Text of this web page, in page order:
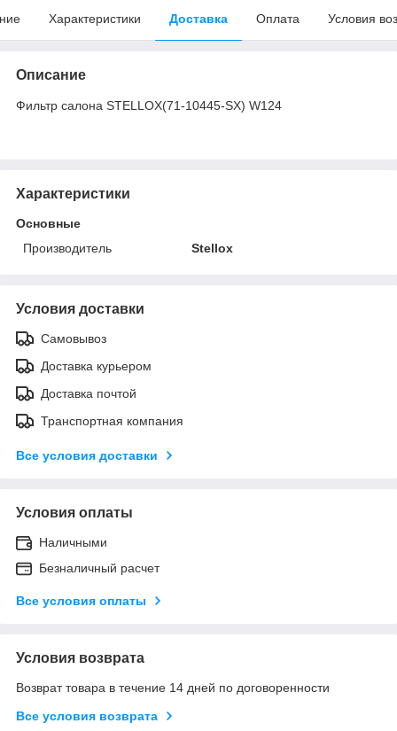
Характеристики Доставка Оплата Условия
Описание
Фильтр салона STELLOX(71-10445-SX) W124
Характеристики
Основные
Производитель
Stellox
Условия доставки
Самовывоз
Доставка курьером
Доставка почтой
Транспортная компания
Все условия доставки
Условия оплаты
Наличными
Безналичный расчет
Все условия оплаты
Условия возврата
Возврат товара в течение 14 дней по договоренности
Все условия возврата